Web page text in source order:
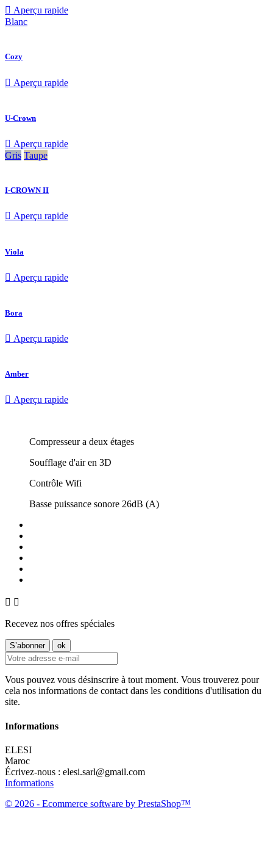
 Aperçu rapide
Blanc
Cozy
 Aperçu rapide
U-Crown
 Aperçu rapide
Gris Taupe
I-CROWN II
 Aperçu rapide
Viola
 Aperçu rapide
Bora
 Aperçu rapide
Amber
 Aperçu rapide
Compresseur a deux étages
Soufflage d'air en 3D
Contrôle Wifi
Basse puissance sonore 26dB (A)
 
Recevez nos offres spéciales
Vous pouvez vous désinscrire à tout moment. Vous trouverez pour
cela nos informations de contact dans les conditions d'utilisation du
site.
Informations
ELESI
Maroc
Écrivez-nous : elesi.sarl@gmail.com
Informations
© 2026 - Ecommerce software by PrestaShop™